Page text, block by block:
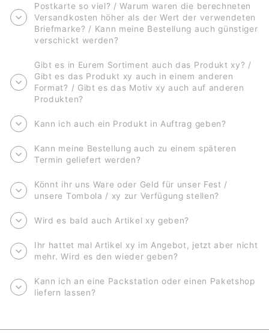
Postkarte so viel? / Warum waren die berechneten
Versandkosten höher als der Wert der verwendeten
Briefmarke? / Kann meine Bestellung auch günstiger
verschickt werden?
Gibt es in Eurem Sortiment auch das Produkt xy? /
Gibt es das Produkt xy auch in einem anderen
Format? / Gibt es das Motiv xy auch auf anderen
Produkten?
Kann ich auch ein Produkt in Auftrag geben?
Kann meine Bestellung auch zu einem späteren
Termin geliefert werden?
Könnt ihr uns Ware oder Geld für unser Fest /
unsere Tombola / xy zur Verfügung stellen?
Wird es bald auch Artikel xy geben?
Ihr hattet mal Artikel xy im Angebot, jetzt aber nicht
mehr. Wird es den wieder geben?
Kann ich an eine Packstation oder einen Paketshop
liefern lassen?